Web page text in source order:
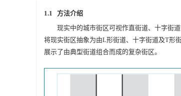
1.1 方法介绍
现实中的城市街区可视作直街道、十字街
将现实街区抽象为由L形街道、十字街道及T形
展示了由典型街道组合而成的复杂街区。